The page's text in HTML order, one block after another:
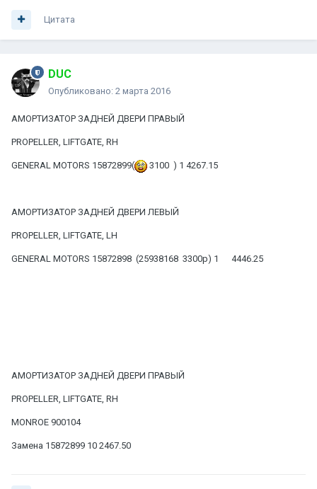
Цитата
DUC
Опубликовано: 2 марта 2016
АМОРТИЗАТОР ЗАДНЕЙ ДВЕРИ ПРАВЫЙ
PROPELLER, LIFTGATE, RH
GENERAL MOTORS 15872899( 3100 ) 1 4267.15
АМОРТИЗАТОР ЗАДНЕЙ ДВЕРИ ЛЕВЫЙ
PROPELLER, LIFTGATE, LH
GENERAL MOTORS 15872898 (25938168 3300р) 1 4446.25
АМОРТИЗАТОР ЗАДНЕЙ ДВЕРИ ПРАВЫЙ
PROPELLER, LIFTGATE, RH
MONROE 900104
Замена 15872899 10 2467.50